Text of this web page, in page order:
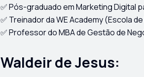
✅ Pós-graduado em Marketing Digital
✅ Treinador da WE Academy (Escola
✅ Professor do MBA de Gestão de
Waldeir de Jesus: